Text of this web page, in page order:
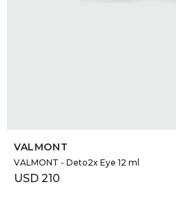
VALMONT
VALMONT - Deto2x Eye 12 ml
USD 210